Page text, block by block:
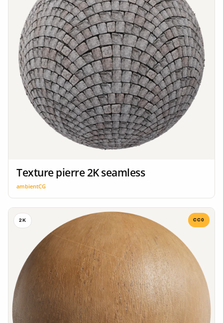
Texture pierre 2K seamless
ambientCG
2K CC0